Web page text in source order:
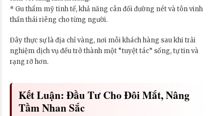
* Gu thẩm mỹ tinh tế, khả năng cân đối đường nét và tôn vinh
thần thái riêng cho từng người.
Đây thực sự là địa chỉ vàng, nơi mỗi khách hàng sau khi trải
nghiệm dịch vụ đều trở thành một “tuyệt tác” sống, tự tin và
rạng rỡ hơn.
Kết Luận: Đầu Tư Cho Đôi Mắt, Nâng
Tầm Nhan Sắc